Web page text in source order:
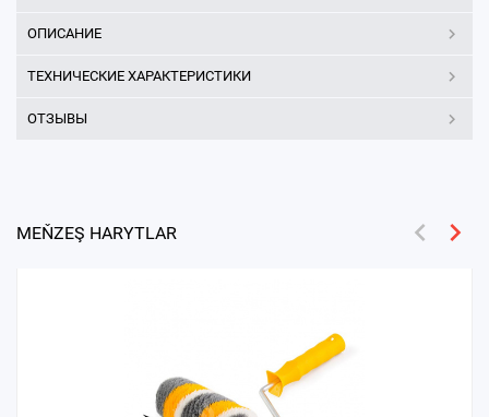
ОПИСАНИЕ
ТЕХНИЧЕСКИЕ ХАРАКТЕРИСТИКИ
ОТЗЫВЫ
MEŇZEŞ HARYTLAR